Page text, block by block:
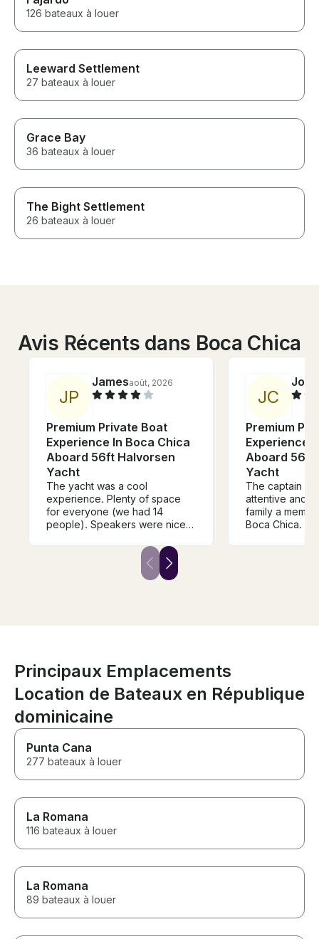
126 bateaux à louer
Leeward Settlement
27 bateaux à louer
Grace Bay
36 bateaux à louer
The Bight Settlement
26 bateaux à louer
Avis Récents dans Boca Chica
JP
Jamesaoût, 2026
Premium Private Boat
Experience In Boca Chica
Aboard 56ft Halvorsen
Yacht
The yacht was a cool
experience. Plenty of space
for everyone (we had 14
people). Speakers were nice
we wanted via Bluetooth. The
food was barbequed chicken,
chorizo/sausage, pork. He
JC
Premium
Experience
Aboard 56ft
Yacht
The captain
attentive and
family a
Boca Chica.
Principaux Emplacements
Location de Bateaux en République
dominicaine
Punta Cana
277 bateaux à louer
La Romana
116 bateaux à louer
La Romana
89 bateaux à louer